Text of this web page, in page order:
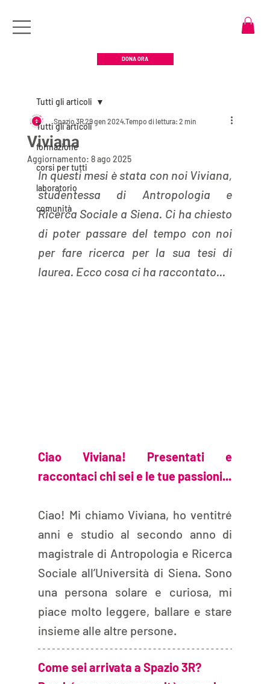
DONA ORA
Tutti gli articoli
formazione
corsi per tutti
laboratorio
comunità
Tutti gli articoli
Viviana
Spazio 3R29 gen 2024Tempo di lettura: 2 min
Aggiornamento: 8 ago 2025
In questi mesi è stata con noi Viviana,
studentessa di Antropologia e
Ricerca Sociale a Siena. Ci ha chiesto
di poter passare del tempo con noi
per fare ricerca per la sua tesi di
laurea. Ecco cosa ci ha raccontato...
Ciao Viviana! Presentati e
raccontaci chi sei e le tue passioni...
Ciao! Mi chiamo Viviana, ho ventitré
anni e studio al secondo anno di
magistrale di Antropologia e Ricerca
Sociale all’Università di Siena. Sono
una persona solare e curiosa, mi
piace molto leggere, ballare e stare
insieme alle altre persone.
Come sei arrivata a Spazio 3R?